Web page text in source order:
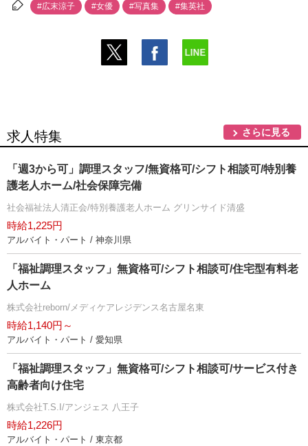
#広末涼子 #女優 #写真集 #集英社
求人特集 さらに見る
「週3から可」調理スタッフ/無資格可/シフト相談可/特別養
護老人ホーム/社会保障完備
社会福祉法人清正会/特別養護老人ホーム グリンサイド清盛
時給1,225円
アルバイト・パート / 神奈川県
「福祉調理スタッフ」無資格可/シフト相談可/住宅型有料老
人ホーム
株式会社reborn/メディケアレジデンス名古屋名東
時給1,140円～
アルバイト・パート / 愛知県
「福祉調理スタッフ」無資格可/シフト相談可/サービス付き
高齢者向け住宅
株式会社T.S.I/アンジェス 八王子
時給1,226円
アルバイト・パート / 東京都